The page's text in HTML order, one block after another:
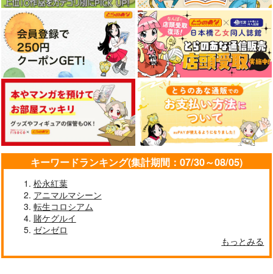
キーワードランキング(集計期間：07/30～08/05)
松永紅葉
アニマルマシーン
転生コロシアム
賭ケグルイ
ゼンゼロ
もっとみる